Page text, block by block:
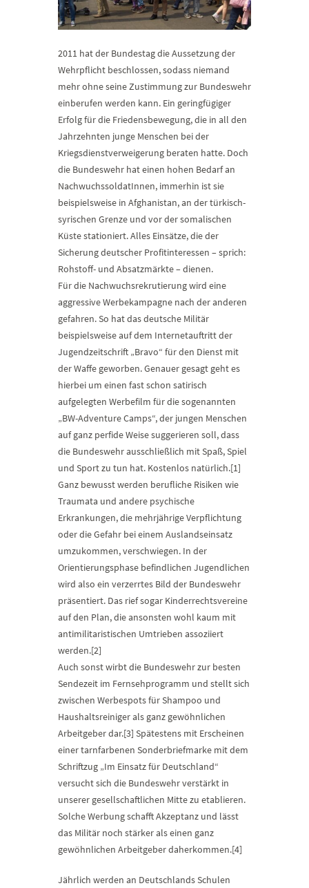
2011 hat der Bundestag die Aussetzung der
Wehrpflicht beschlossen, sodass niemand
mehr ohne seine Zustimmung zur Bundeswehr
einberufen werden kann. Ein geringfügiger
Erfolg für die Friedensbewegung, die in all den
Jahrzehnten junge Menschen bei der
Kriegsdienstverweigerung beraten hatte. Doch
die Bundeswehr hat einen hohen Bedarf an
NachwuchssoldatInnen, immerhin ist sie
beispielsweise in Afghanistan, an der türkisch-
syrischen Grenze und vor der somalischen
Küste stationiert. Alles Einsätze, die der
Sicherung deutscher Profitinteressen – sprich:
Rohstoff- und Absatzmärkte – dienen.
Für die Nachwuchsrekrutierung wird eine
aggressive Werbekampagne nach der anderen
gefahren. So hat das deutsche Militär
beispielsweise auf dem Internetauftritt der
Jugendzeitschrift „Bravo“ für den Dienst mit
der Waffe geworben. Genauer gesagt geht es
hierbei um einen fast schon satirisch
aufgelegten Werbefilm für die sogenannten
„BW-Adventure Camps“, der jungen Menschen
auf ganz perfide Weise suggerieren soll, dass
die Bundeswehr ausschließlich mit Spaß, Spiel
und Sport zu tun hat. Kostenlos natürlich.[1]
Ganz bewusst werden berufliche Risiken wie
Traumata und andere psychische
Erkrankungen, die mehrjährige Verpflichtung
oder die Gefahr bei einem Auslandseinsatz
umzukommen, verschwiegen. In der
Orientierungsphase befindlichen Jugendlichen
wird also ein verzerrtes Bild der Bundeswehr
präsentiert. Das rief sogar Kinderrechtsvereine
auf den Plan, die ansonsten wohl kaum mit
antimilitaristischen Umtrieben assoziiert
werden.[2]
Auch sonst wirbt die Bundeswehr zur besten
Sendezeit im Fernsehprogramm und stellt sich
zwischen Werbespots für Shampoo und
Haushaltsreiniger als ganz gewöhnlichen
Arbeitgeber dar.[3] Spätestens mit Erscheinen
einer tarnfarbenen Sonderbriefmarke mit dem
Schriftzug „Im Einsatz für Deutschland“
versucht sich die Bundeswehr verstärkt in
unserer gesellschaftlichen Mitte zu etablieren.
Solche Werbung schafft Akzeptanz und lässt
das Militär noch stärker als einen ganz
gewöhnlichen Arbeitgeber daherkommen.[4]
Jährlich werden an Deutschlands Schulen